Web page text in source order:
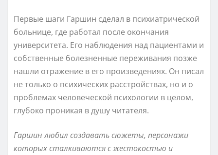
Первые шаги Гаршин сделал в психиатрической
больнице, где работал после окончания
университета. Его наблюдения над пациентами и
собственные болезненные переживания позже
нашли отражение в его произведениях. Он писал
не только о психических расстройствах, но и о
проблемах человеческой психологии в целом,
глубоко проникая в душу читателя.
Гаршин любил создавать сюжеты, персонажи
которых сталкиваются с жестокостью и